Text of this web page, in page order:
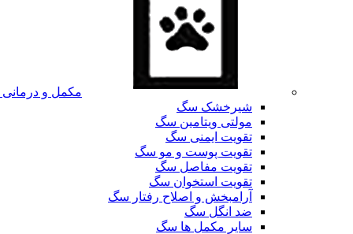
مکمل و
شیرخشک سگ
مولتی ویتامین سگ
تقویت ایمنی سگ
تقویت پوست و مو سگ
تقویت مفاصل سگ
تقویت استخوان سگ
آرامبخش و اصلاح رفتار سگ
ضد انگل سگ
سایر مکمل ها سگ